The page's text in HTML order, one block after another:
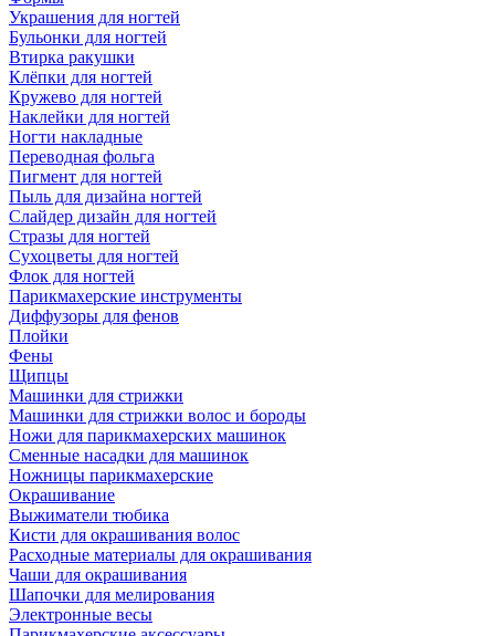
Украшения для ногтей
Бульонки для ногтей
Втирка ракушки
Клёпки для ногтей
Кружево для ногтей
Наклейки для ногтей
Ногти накладные
Переводная фольга
Пигмент для ногтей
Пыль для дизайна ногтей
Слайдер дизайн для ногтей
Стразы для ногтей
Сухоцветы для ногтей
Флок для ногтей
Парикмахерские инструменты
Диффузоры для фенов
Плойки
Фены
Щипцы
Машинки для стрижки
Машинки для стрижки волос и бороды
Ножи для парикмахерских машинок
Сменные насадки для машинок
Ножницы парикмахерские
Окрашивание
Выжиматели тюбика
Кисти для окрашивания волос
Расходные материалы для окрашивания
Чаши для окрашивания
Шапочки для мелирования
Электронные весы